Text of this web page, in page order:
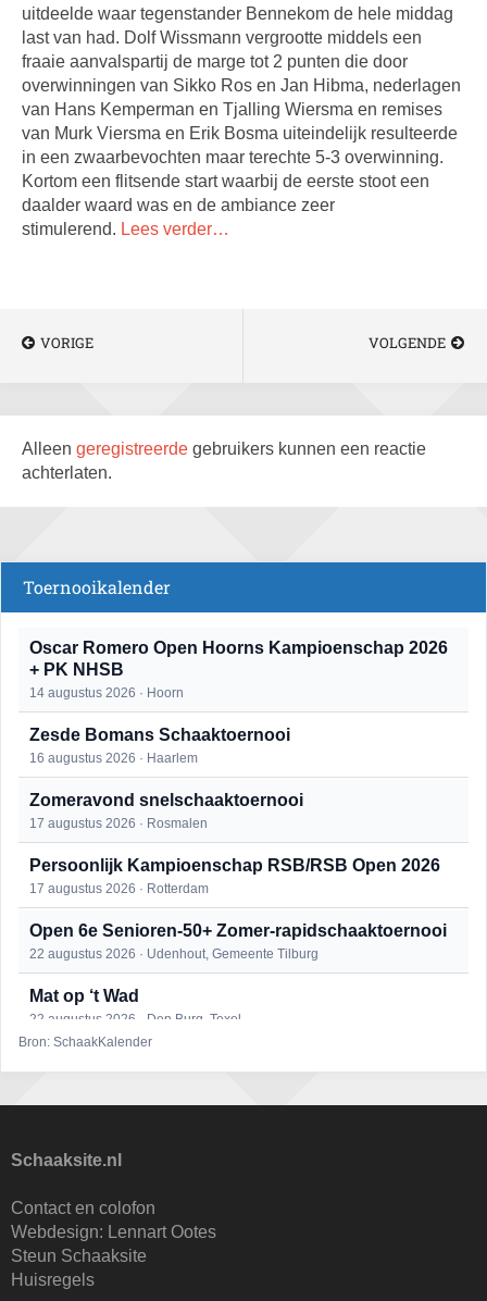
uitdeelde waar tegenstander Bennekom de hele middag
last van had. Dolf Wissmann vergrootte middels een
fraaie aanvalspartij de marge tot 2 punten die door
overwinningen van Sikko Ros en Jan Hibma, nederlagen
van Hans Kemperman en Tjalling Wiersma en remises
van Murk Viersma en Erik Bosma uiteindelijk resulteerde
in een zwaarbevochten maar terechte 5-3 overwinning.
Kortom een flitsende start waarbij de eerste stoot een
daalder waard was en de ambiance zeer
stimulerend. Lees verder…
VORIGE VOLGENDE
Alleen geregistreerde gebruikers kunnen een reactie
achterlaten.
Toernooikalender
Oscar Romero Open Hoorns Kampioenschap 2026
+ PK NHSB
14 augustus 2026 · Hoorn
Zesde Bomans Schaaktoernooi
16 augustus 2026 · Haarlem
Zomeravond snelschaaktoernooi
17 augustus 2026 · Rosmalen
Persoonlijk Kampioenschap RSB/RSB Open 2026
17 augustus 2026 · Rotterdam
Open 6e Senioren-50+ Zomer-rapidschaaktoernooi
22 augustus 2026 · Udenhout, Gemeente Tilburg
Mat op ‘t Wad
22 augustus 2026 · Den Burg, Texel
23 augustus 2026 · Utrecht
25 augustus 2026 · Bunschoten-Spakenburg
Nazomervierkampentoernooi 2026
28 augustus 2026 · Assen
Bron: SchaakKalender
Schaaksite.nl
Contact en colofon
Webdesign: Lennart Ootes
Steun Schaaksite
Huisregels